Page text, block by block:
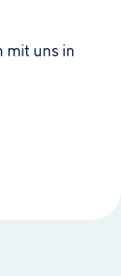
mit uns in